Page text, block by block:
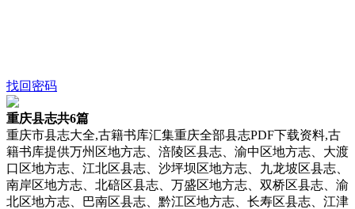
找回密码
重庆县志共6篇
重庆市县志大全,古籍书库汇集重庆全部县志PDF下载资料,古
籍书库提供万州区地方志、涪陵区县志、渝中区地方志、大渡
口区地方志、江北区县志、沙坪坝区地方志、九龙坡区县志、
南岸区地方志、北碚区县志、万盛区地方志、双桥区县志、渝
北区地方志、巴南区县志、黔江区地方志、长寿区县志、江津